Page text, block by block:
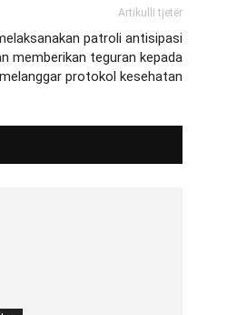
Artikulli tjetër
patroli antisipasi
memberikan teguran kepada
protokol kesehatan